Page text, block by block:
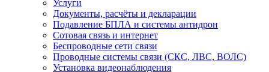
Услуги
Документы, расчёты и декларации
Подавление БПЛА и системы антидрон
Сотовая связь и интернет
Беспроводные сети связи
Проводные системы связи (СКС, ЛВС, ВОЛС)
Установка видеонаблюдения